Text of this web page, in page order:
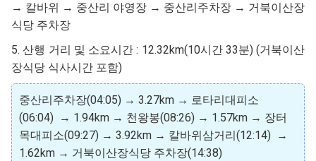
→ 칼바위 → 중산리 야영장 → 중산리주차장 → 거북이산장
식당 주차장
5. 산행 거리 및 소요시간 : 12.32km(10시간 33분) (거북이산
장식당 식사시간 포함)
중산리주차장(04:05) → 3.27km → 로타리대피소
(06:04) → 1.94km → 천왕봉(08:26) → 1.57km → 장터
목대피소(09:27) → 3.92km → 칼바위삼거리(12:14) →
1.62km → 거북이산장식당 주차장(14:38)